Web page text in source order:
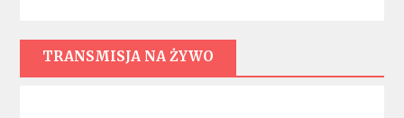
TRANSMISJA NA ŻYWO